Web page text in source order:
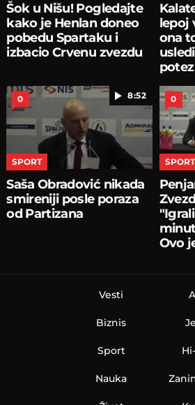
Šok u Nišu! Pogledajte
kako je Henlan doneo
pobedu Spartaku i
izbacio Crvenu zvezdu
lepoj
ona
8:52
0
SPORT
Saša Obradović nikada
smireniji posle poraza
od Partizana
0
SPORT
Ovo
Vesti
Biznis
Sport
Nauka